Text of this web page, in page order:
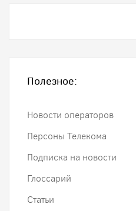
Полезное:
Новости операторов
Персоны Телекома
Подписка на новости
Глоссарий
Статьи